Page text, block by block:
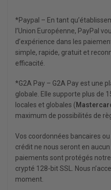
*Paypal – En tant
l’Union Européenne, PayPal
d’expérience dans les
simple, rapide, gratuit et
efficacité.
*G2A Pay – G2A Pay est une
globale. Elle supporte plus de
locales et globales (
maximum de possibilités de
Vos coordonnées bancaires
crédit ne nous seront en
paiements sont protégés
crypté 128-bit SSL. Nous
moment.